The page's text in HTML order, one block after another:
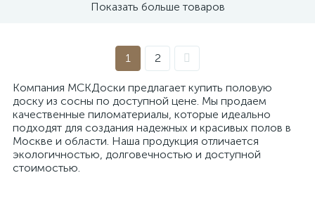
Показать больше товаров
1 2
Компания МСКДоски предлагает купить половую
доску из сосны по доступной цене. Мы продаем
качественные пиломатериалы, которые идеально
подходят для создания надежных и красивых полов в
Москве и области. Наша продукция отличается
экологичностью, долговечностью и доступной
стоимостью.